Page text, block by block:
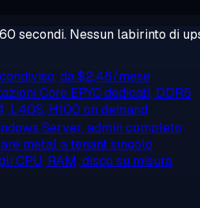
secondi. Nessun labirinto di
condiviso, da $2,48/mese
Core EPYC dedicati, DDR5
L40S, H100 on demand
Server, admin completo
metal a tenant singolo
CPU, RAM, disco su misura